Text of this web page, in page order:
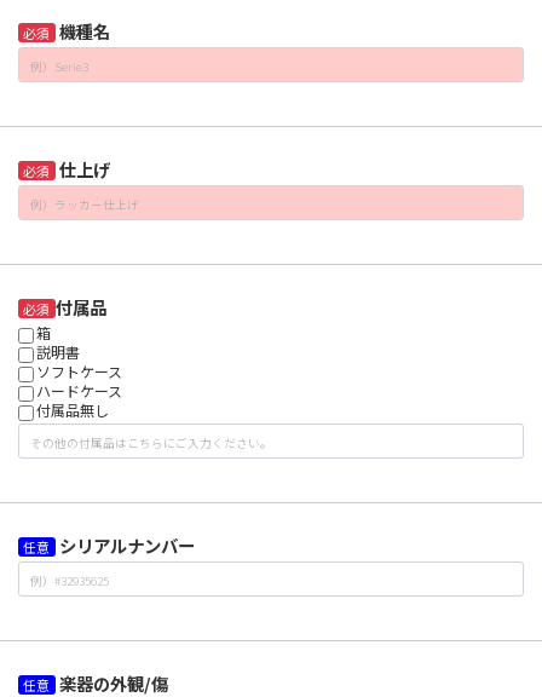
必須 機種名
必須 仕上げ
必須 付属品
箱
説明書
ソフトケース
ハードケース
付属品無し
任意 シリアルナンバー
任意 楽器の外観/傷